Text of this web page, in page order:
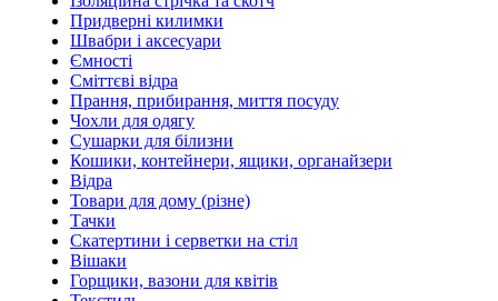
Придверні килимки
Швабри і аксесуари
Ємності
Сміттєві відра
Прання, прибирання, миття посуду
Чохли для одягу
Сушарки для білизни
Кошики, контейнери, ящики, органайзери
Відра
Товари для дому (різне)
Тачки
Скатертини і серветки на стіл
Вішаки
Горщики, вазони для квітів